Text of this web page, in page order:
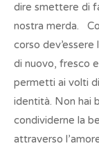
dire smettere di
nostra merda.
corso
di nuovo, fresco
permetti ai volti
identità. Non hai
condividerne la
attraverso